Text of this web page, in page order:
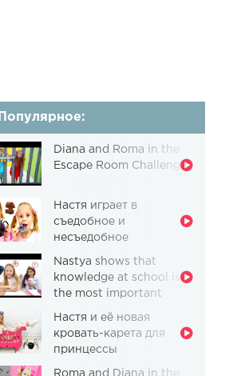
Популярное:
Diana and Roma in the
Escape Room Challenge
Настя играет в
съедобное и
несъедобное
Nastya shows that
knowledge at school is
the most important
Настя и её новая
кровать-карета для
принцессы
Roma and Diana in the